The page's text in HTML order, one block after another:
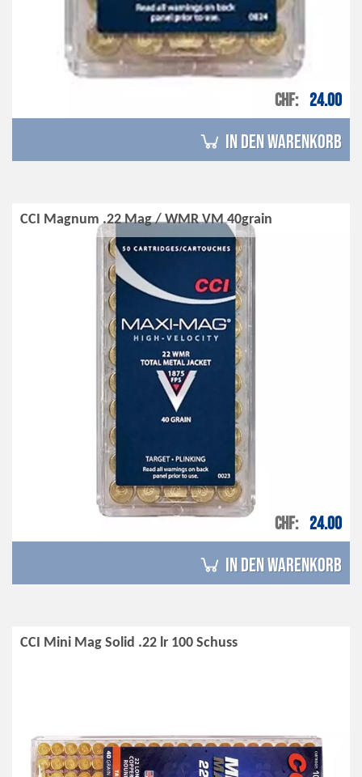
CHF 24.00
in den Warenkorb
CCI Magnum .22 Mag / WMR VM 40grain
CHF 24.00
in den Warenkorb
CCI Mini Mag Solid .22 lr 100 Schuss